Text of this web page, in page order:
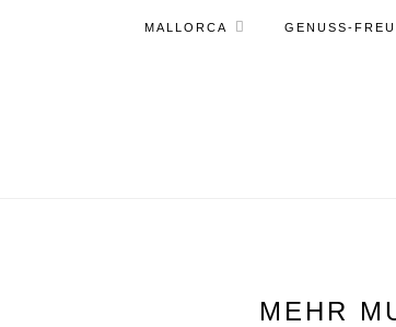
MALLORCA GENUSS-
MEHR